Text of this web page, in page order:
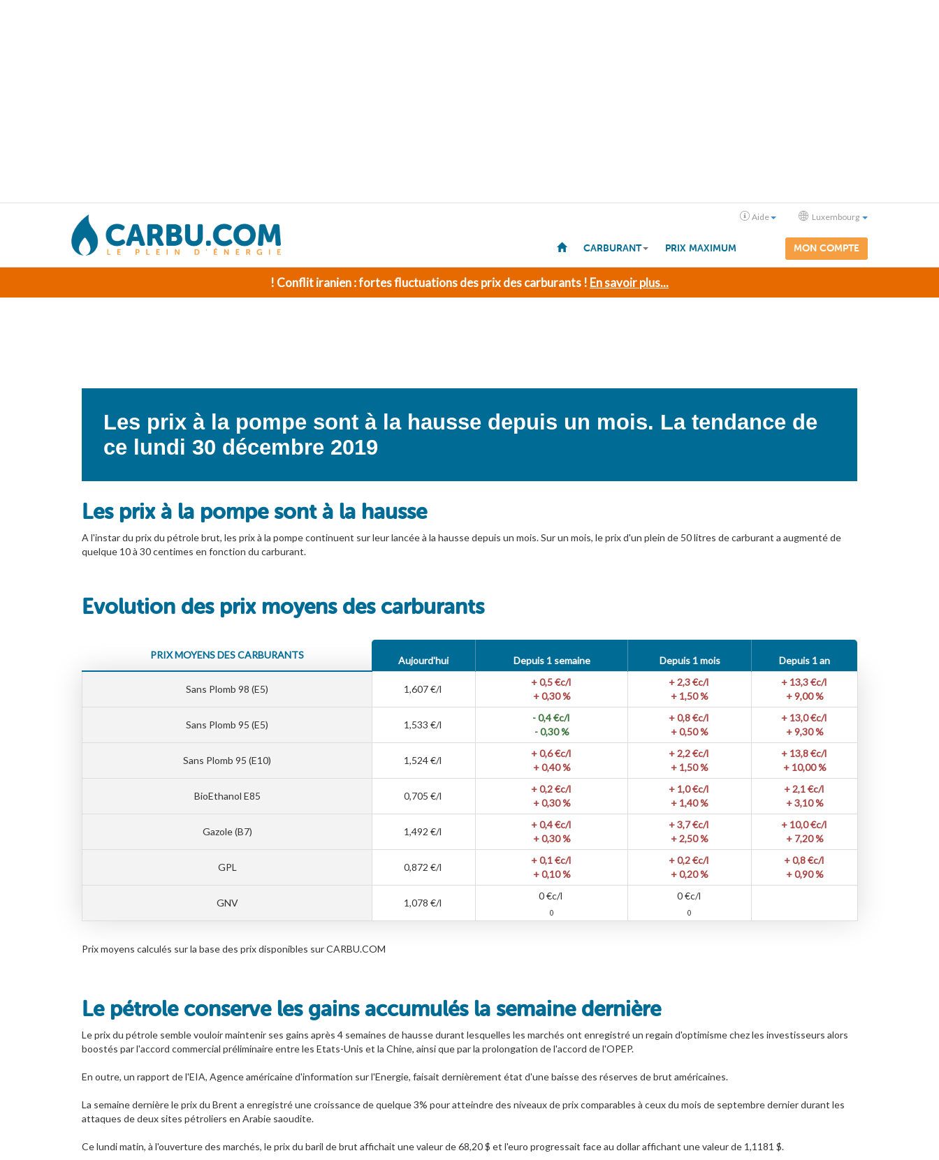
Aide Luxembourg
CARBURANT PRIX MAXIMUM MON COMPTE
! Conflit iranien : fortes fluctuations des prix des carburants ! En savoir plus...
Les prix à la pompe sont à la hausse depuis un mois. La tendance de
ce lundi 30 décembre 2019
Les prix à la pompe sont à la hausse
A l'instar du prix du pétrole brut, les prix à la pompe continuent sur leur lancée à la hausse depuis un mois. Sur un mois, le prix d'un plein de 50 litres de carburant a augmenté de
quelque 10 à 30 centimes en fonction du carburant.
Evolution des prix moyens des carburants
PRIX MOYENS DES CARBURANTS Aujourd'hui Depuis 1 semaine Depuis 1 mois Depuis 1 an
Sans Plomb 98 (E5) 1,607€/l
+ 0,5€c/l
+ 0,30 %
+ 2,3€c/l
+ 1,50 %
+ 13,3€c/l
+ 9,00 %
Sans Plomb 95 (E5) 1,533 €/l
- 0,4€c/l
- 0,30 %
+ 0,8€c/l
+ 0,50 %
+ 13,0€c/l
+ 9,30 %
Sans Plomb 95 (E10) 1,524€/l
+ 0,6€c/l
+ 0,40 %
+ 2,2€c/l
+ 1,50 %
+ 13,8€c/l
+ 10,00 %
BioEthanol E85 0,705 €/l
+ 0,2€c/l
+ 0,30 %
+ 1,0€c/l
+ 1,40 %
+ 2,1€c/l
+ 3,10 %
Gazole (B7) 1,492 €/l
+ 0,4€c/l
+ 0,30 %
+ 3,7€c/l
+ 2,50 %
+ 10,0€c/l
+ 7,20 %
GPL 0,872 €/l
+ 0,1€c/l
+ 0,10 %
+ 0,2€c/l
+ 0,20 %
+ 0,8€c/l
+ 0,90 %
GNV 1,078 €/l
0€c/l
0
0€c/l
0
Prix moyens calculés sur la base des prix disponibles sur CARBU.COM
Le pétrole conserve les gains accumulés la semaine dernière
Le prix du pétrole semble vouloir maintenir ses gains après 4 semaines de hausse durant lesquelles les marchés ont enregistré un regain d'optimisme chez les investisseurs alors
boostés par l'accord commercial préliminaire entre les Etats-Unis et la Chine, ainsi que par la prolongation de l'accord de l'OPEP.
En outre, un rapport de l'EIA, Agence américaine d'information sur l'Energie, faisait dernièrement état d'une baisse des réserves de brut américaines.
La semaine dernière le prix du Brent a enregistré une croissance de quelque 3% pour atteindre des niveaux de prix comparables à ceux du mois de septembre dernier durant les
attaques de deux sites pétroliers en Arabie saoudite.
Ce lundi matin, à l'ouverture des marchés, le prix du baril de brut affichait une valeur de 68,20 $ et l'euro progressait face au dollar affichant une valeur de 1,1181 $.